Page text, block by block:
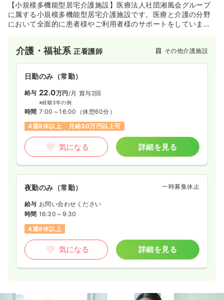
【小規模多機能型居宅介護施設】医療法人社団湘風会グループ
に属する小規模多機能型居宅介護施設です。医療と介護の分野
において全面的に患者様やご利用者様のサポートをしていま
ています。
介護・福祉系正看護師 その他介護施設
日勤のみ（常勤）
給与 22.0万円/月 賞与2回
※経験3年の例
時間 7:00～16:00 （休憩60分）
4週8休以上
月給30万円以上可
気になる 詳細を見る
夜勤のみ（常勤） 一時募集休止
給与 お問い合わせください
時間 16:30～9:30
4週8休以上
気になる 詳細を見る